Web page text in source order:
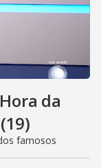
da
famosos